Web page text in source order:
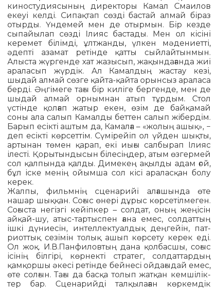
киностудиясының директоры Камал Смаилов
екеуі келді. Си­пақтап сөзді бастай алмай біраз
отыр­ды. Үндемей мен де отырмын. Бір кезде
сыпайылап сөзді Ілияс бастады. Мен ол кісіні
керемет білімді, ұлтжанды, үлкен мә­дениетті,
әдепті азамат ретінде қатты сый­лайтынмын.
Алыста жүргенде хат жа­зысып, жақындағанда жиі
араласып жүр­дік. Ал Камалдың жастау кезі,
шыдай ал­май сөзге қайта-қайта орынсыз арала­са
берді. Әңгімеге тағы бір киліге бергенде, мен де
шыдай алмай орнымнан атып тұрдым. Стол
үстінде қолғап жатыр екен, өзім де байқамай
соны ала салып Камалды беттен салып жібердім.
Барып есікті аштым да, Камалға – «жолың ашық», −
деп есік­ті көрсеттім. Сүмірейіп ол үйден шық­ты,
артынан төмен қарап, екі иығы салбы­рап Ілияс
ілесті. Қорытындысын біле­сің­дер, атым өзгермей
сол қалпында қалды. Димекең ақылды адам ғой,
бұл іске менің ойымша сол кісі араласқан болу
керек.
Жалпы, фильмнің сценарийі алғашын­да өте
нашар шыққан. Соғыс өнері дұрыс көр­сетілмеген.
Соғыста негізгі кейіпкер – солдат, оның жеңісін
айқай-шу, атыс-тар­тыспен ғана емес, солдаттың
ішкі дү­ние­сін, интеллектуалдық деңгейін, пат­
риот­тық сезімін толық ашып көрсету ке­рек еді.
Ол жоқ. И.В.Панфиловтың дана қолбасшы, соғыс
ісінің білгірі, көрнекті стратег, солдаттардың
қамқоршы әкесі ре­тінде бейнесі ойдағыдай емес,
өте сол­ғын. Тағы да басқа толып жатқан кем­ші­лік­
тер бар. Сценарийді талқылаған көр­кем­дік